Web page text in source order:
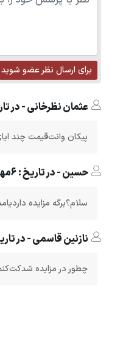
برای ارسال نظر عضو شوید
عثمان نظرخانی - در تاریخ :
پیکان وانت‌‌قیمت چند
حسین - در تاریخ : 6مهر1404
سلام؟برگه مزایده
نازنین قاسمی - در تاریخ :
چطور در مزایده